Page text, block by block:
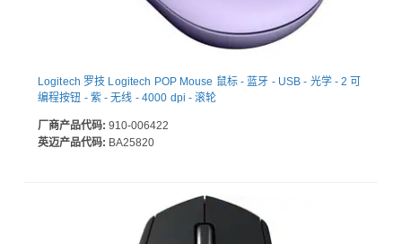
Logitech 罗技 Logitech POP Mouse 鼠标 - 蓝牙 - USB - 光学 - 2 可
编程按钮 - 紫 - 无线 - 4000 dpi - 滚轮
厂商产品代码: 910-006422
英迈产品代码: BA25820